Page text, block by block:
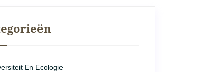
En Ecologie